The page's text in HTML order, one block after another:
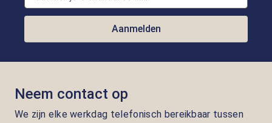
Aanmelden
Neem contact op
We zijn elke werkdag telefonisch bereikbaar tussen